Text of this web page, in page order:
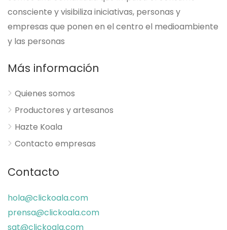
consciente y visibiliza iniciativas, personas y
empresas que ponen en el centro el medioambiente
y las personas
Más información
Quienes somos
Productores y artesanos
Hazte Koala
Contacto empresas
Contacto
hola@clickoala.com
prensa@clickoala.com
sat@clickoala.com